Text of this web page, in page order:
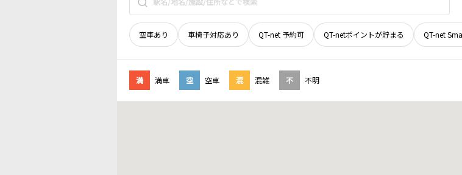
空車あり 車椅子対応あり QT-net 予約可 QT-netポイントが貯まる QT-net
満 満車 空 空車 混 混雑 不 不明